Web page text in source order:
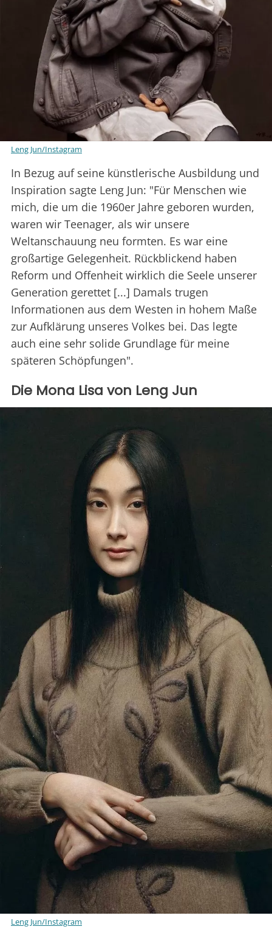
Leng Jun/Instagram
In Bezug auf seine künstlerische Ausbildung und
Inspiration sagte Leng Jun: "Für Menschen wie
mich, die um die 1960er Jahre geboren wurden,
waren wir Teenager, als wir unsere
Weltanschauung neu formten. Es war eine
großartige Gelegenheit. Rückblickend haben
Reform und Offenheit wirklich die Seele unserer
Generation gerettet [...] Damals trugen
Informationen aus dem Westen in hohem Maße
zur Aufklärung unseres Volkes bei. Das legte
auch eine sehr solide Grundlage für meine
späteren Schöpfungen".
Die Mona Lisa von Leng Jun
Leng Jun/Instagram